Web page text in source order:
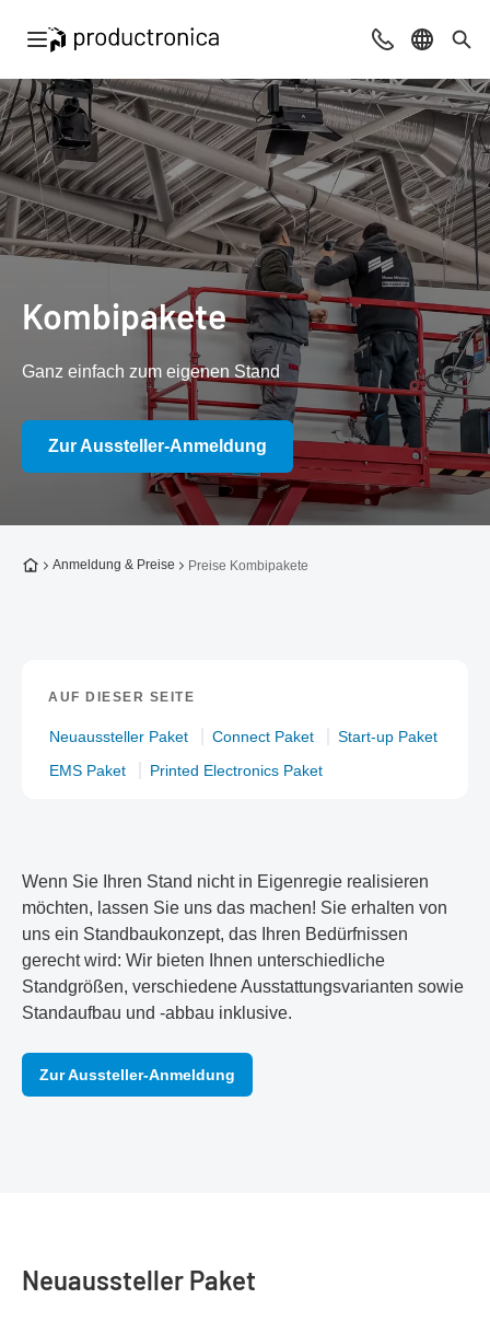
Navigation öffnen Beratung &
Sprache
Kombipakete
Ganz einfach zum eigenen Stand
Zur Aussteller-Anmeldung
Zur Startseite
Anmeldung & Preise Preise Kombipakete
AUF DIESER SEITE
Neuaussteller Paket Connect Paket
Start-up Paket
EMS Paket
Printed Electronics Paket
Wenn Sie Ihren Stand nicht in Eigenregie realisieren
möchten, lassen Sie uns das machen! Sie erhalten von
uns ein Standbaukonzept, das Ihren Bedürfnissen
gerecht wird: Wir bieten Ihnen unterschiedliche
Standgrößen, verschiedene Ausstattungsvarianten sowie
Standaufbau und -abbau inklusive.
Zur Aussteller-Anmeldung
Neuaussteller Paket